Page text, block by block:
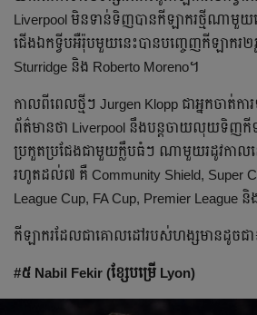
Liverpool មិន​ទាន់​ទិញ​បាន​កីឡាករ​ថ្មី​ណា​មួ
ជើង​ឯក​ទ្វីប​អឺរ៉ុប​មួយ​នេះ​បាន​បញ្ចេញ​កីឡាករ​
Sturridge និង​ Roberto Moreno។​
កាល​ពី​ពេល​ថ្មី​ៗ​ Jurgen Klopp ជា​អ្នក​ចាត់​កា
ព័ត៌មាន​ថា​ Liverpool នឹង​បន្ត​ចាយ​លុយ​ទិញ​កីឡា
ប្រកួត​ប្រជែង​ជា​មួយ​ក្លឹប​ធំ​ៗ​ ណា​មួយ​រដូវ​កាល​ន
រហូត​ដល់​៧​ គឺ​ Community Shield, Super
League Cup, FA Cup, Premier League
កីឡាករ​ដែល​ជា​គោលដៅ​របស់​ហង្ស​មាន​ដូចជា
#៥ Nabil Fekir (ខ្សែ​បម្រើ​ Lyon)